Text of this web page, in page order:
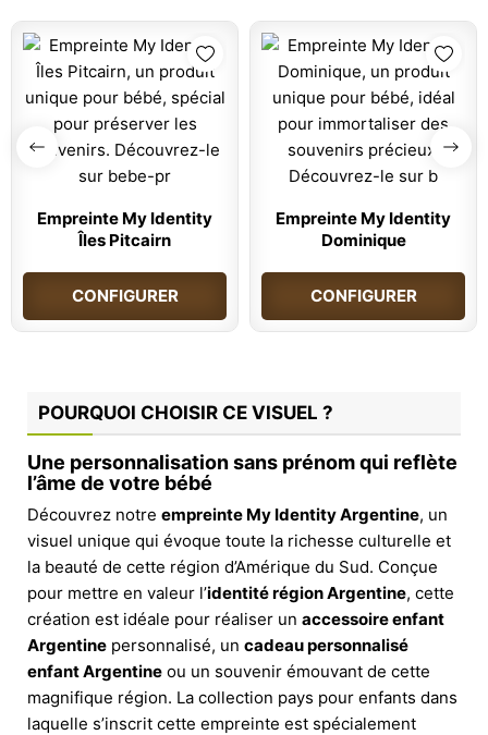
Empreinte My Identity
Îles Pitcairn
CONFIGURER
Empreinte My Identity
Dominique
CONFIGURER
POURQUOI CHOISIR CE VISUEL ?
Une personnalisation sans prénom qui reflète
l’âme de votre bébé
Découvrez notre empreinte My Identity Argentine, un
visuel unique qui évoque toute la richesse culturelle et
la beauté de cette région d’Amérique du Sud. Conçue
pour mettre en valeur l’identité région Argentine, cette
création est idéale pour réaliser un accessoire enfant
Argentine personnalisé, un cadeau personnalisé
enfant Argentine ou un souvenir émouvant de cette
magnifique région. La collection pays pour enfants dans
laquelle s’inscrit cette empreinte est spécialement